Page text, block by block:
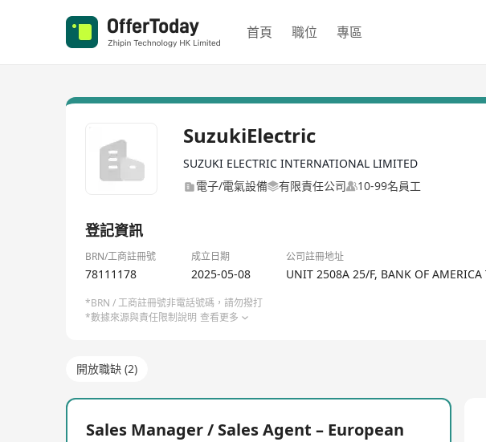
首頁 職位 專區
SuzukiElectric
SUZUKI ELECTRIC INTERNATIONAL LIMITED
電子/電氣設備
有限責任公司 10-99名員工
登記資訊
BRN/工商註冊號 成立日期 公司註冊地址
78111178 2025-05-08 UNIT 2508A 25/F, BANK OF
*BRN / 工商註冊號非電話號碼，請勿撥打
*數據來源與責任限制說明 查看更多
開放職缺 (2)
Sales Manager / Sales Agent – European